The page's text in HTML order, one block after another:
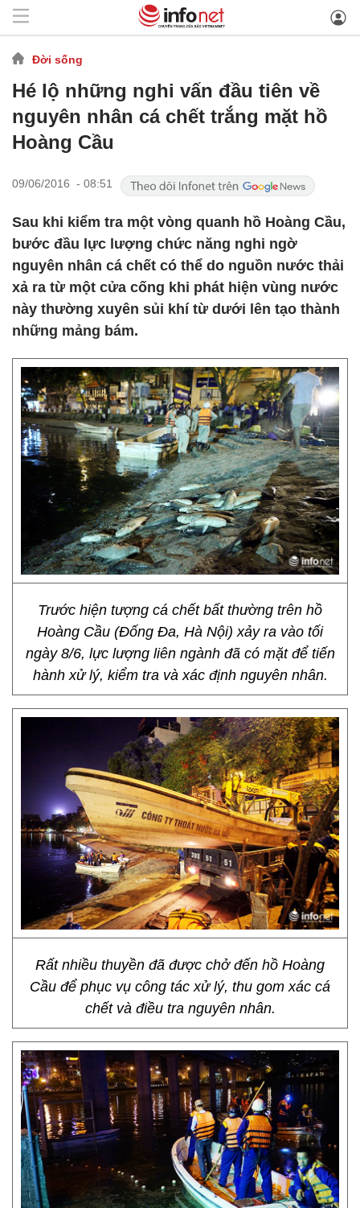
Đời sống
Hé lộ những nghi vấn đầu tiên về
nguyên nhân cá chết trắng mặt hồ
Hoàng Cầu
09/06/2016 - 08:51
Sau khi kiểm tra một vòng quanh hồ Hoàng Cầu,
bước đầu lực lượng chức năng nghi ngờ
nguyên nhân cá chết có thể do nguồn nước thải
xả ra từ một cửa cống khi phát hiện vùng nước
này thường xuyên sủi khí từ dưới lên tạo thành
những mảng bám.
Trước hiện tượng cá chết bất thường trên hồ
Hoàng Cầu (Đống Đa, Hà Nội) xảy ra vào tối
ngày 8/6, lực lượng liên ngành đã có mặt để tiến
hành xử lý, kiểm tra và xác định nguyên nhân.
Rất nhiều thuyền đã được chở đến hồ Hoàng
Cầu để phục vụ công tác xử lý, thu gom xác cá
chết và điều tra nguyên nhân.